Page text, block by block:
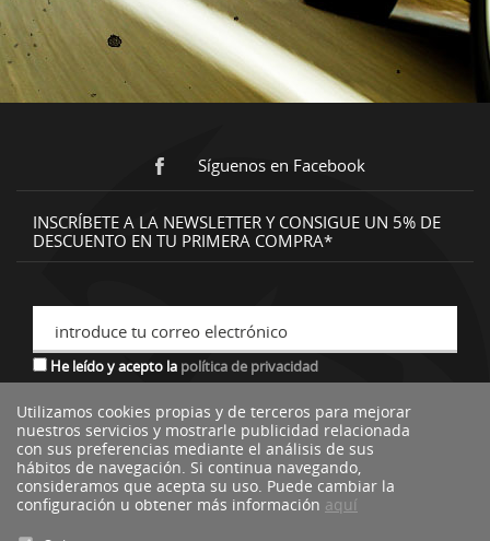
Síguenos en Facebook
INSCRÍBETE A LA NEWSLETTER Y CONSIGUE UN 5% DE
DESCUENTO EN TU PRIMERA COMPRA*
introduce tu correo electrónico
He leído y acepto la política de privacidad
*descuento no acumulable a otras ofertas o promociones.
Utilizamos cookies propias y de terceros para mejorar
nuestros servicios y mostrarle publicidad relacionada
con sus preferencias mediante el análisis de sus
hábitos de navegación. Si continua navegando,
consideramos que acepta su uso. Puede cambiar la
configuración u obtener más información aquí